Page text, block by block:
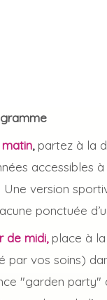
, partez à la
accessibles
Une version
ponctuée
de midi,place à la
par vos soins)
"garden party"